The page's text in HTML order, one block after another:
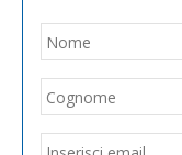
Nome
Email